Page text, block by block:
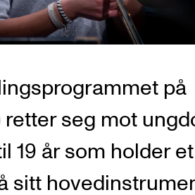
på
retter seg mot
19 år som holder et
sitt